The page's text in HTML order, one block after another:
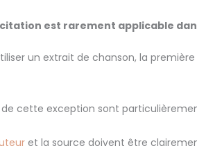
est rarement applicable
un extrait de chanson, la
cette exception sont
et la source doivent être